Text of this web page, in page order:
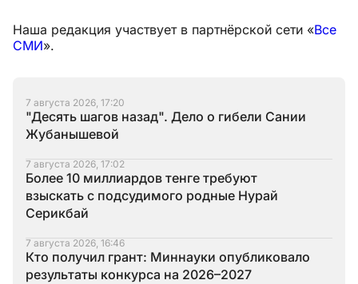
Наша редакция участвует в партнёрской сети «Все
СМИ».
7 августа 2026, 17:20
"Десять шагов назад". Дело о гибели Сании
Жубанышевой
7 августа 2026, 17:02
Более 10 миллиардов тенге требуют
взыскать с подсудимого родные Нурай
Серикбай
7 августа 2026, 16:46
Кто получил грант: Миннауки опубликовало
результаты конкурса на 2026–2027